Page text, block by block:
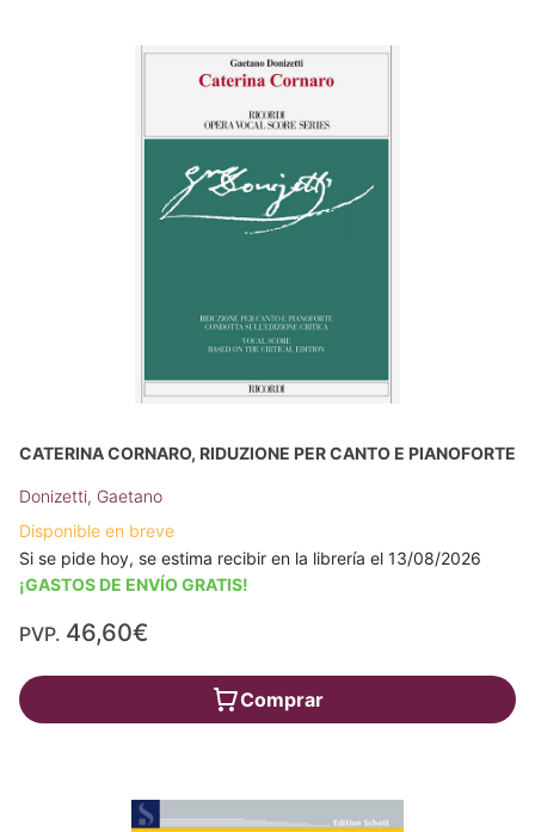
CATERINA CORNARO, RIDUZIONE PER CANTO E PIANOFORTE
Donizetti, Gaetano
Disponible en breve
Si se pide hoy, se estima recibir en la librería el 13/08/2026
¡GASTOS DE ENVÍO GRATIS!
PVP. 46,60€
Comprar